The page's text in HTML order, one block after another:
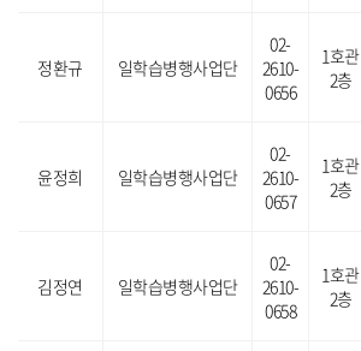
정환규 일학습병행사업단
02-
2610-
0656
1호관
2층
윤정희 일학습병행사업단
02-
2610-
0657
1호관
2층
김정연 일학습병행사업단
02-
2610-
0658
1호관
2층